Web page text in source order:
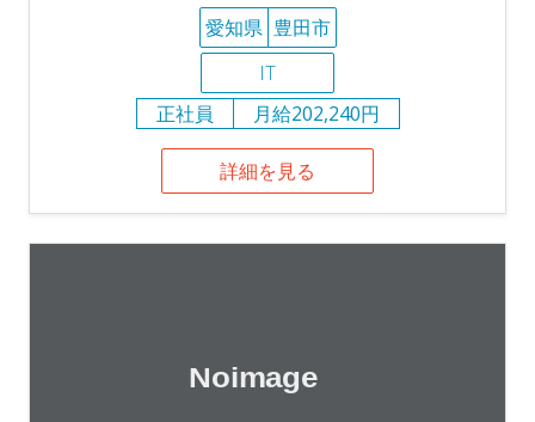
愛知県 豊田市
IT
正社員
月給202,240円
詳細を見る